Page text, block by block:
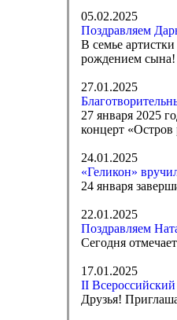
05.02.2025
Поздравляем
В семье
рождением сына!
27.01.2025
27 января 2025
концерт
24.01.2025
«Геликон»
24 января
22.01.2025
Поздравляем
Сегодня
17.01.2025
II Всероссийский
Друзья!